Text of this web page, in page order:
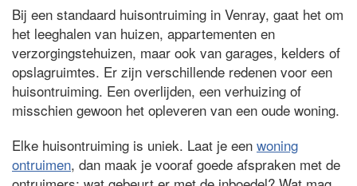
Bij een standaard huisontruiming in Venray, gaat het om
het leeghalen van huizen, appartementen en
verzorgingstehuizen, maar ook van garages, kelders of
opslagruimtes. Er zijn verschillende redenen voor een
huisontruiming. Een overlijden, een verhuizing of
misschien gewoon het opleveren van een oude woning.
Elke huisontruiming is uniek. Laat je een woning
ontruimen, dan maak je vooraf goede afspraken met de